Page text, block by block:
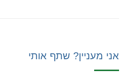
אני מעניין? שתף אותי